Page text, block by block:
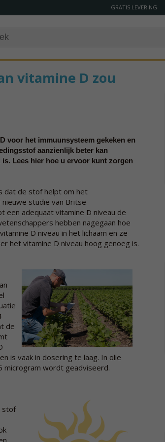
GRATIS LEVERING
vitamine D zou
voor het immuunsysteem gekeken en
aanzienlijk beter kan
Lees hier hoe u ervoor kunt zorgen
dat de stof helpt om het
studie van Britse
een adequaat vitamine D niveau de
hebben nagegaan hoe
D niveau in het lichaam en ze
het vitamine D niveau hoog genoeg is.
de
is vaak in dosering te laag. In olie
microgram wordt geadviseerd.
stof